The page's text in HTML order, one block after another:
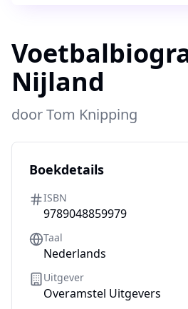
Nijland
doorTom Knipping
Boekdetails
ISBN
9789048859979
Taal
Nederlands
Uitgever
Overamstel Uitgevers